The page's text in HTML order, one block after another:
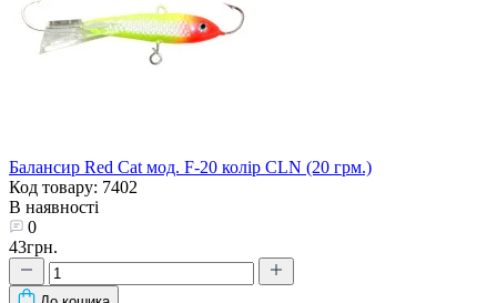
Балансир Red Cat мод. F-20 колір CLN (20 грм.)
Код товару: 7402
В наявності
0
43грн.